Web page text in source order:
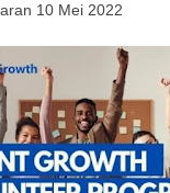
10 Mei 2022